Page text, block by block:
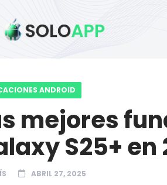
ANDROID
mejores
S25+ en
ABRIL 27, 2025